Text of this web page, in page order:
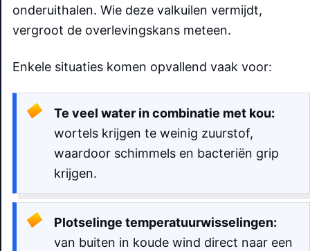
onderuithalen. Wie deze valkuilen vermijdt,
vergroot de overlevingskans meteen.
Enkele situaties komen opvallend vaak voor:
Te veel water in combinatie met kou:
wortels krijgen te weinig zuurstof,
waardoor schimmels en bacteriën grip
krijgen.
Plotselinge temperatuurwisselingen:
van buiten in koude wind direct naar een